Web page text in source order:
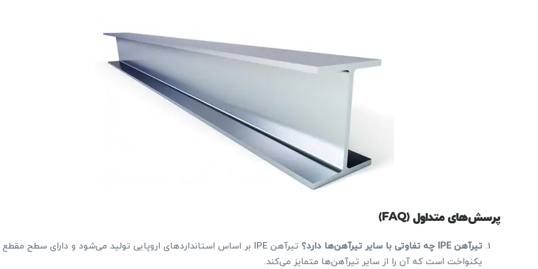
پرسش‌های متداول (FAQ)
تیرآهنIPE چه تفاوتی با سایر تیرآهن‌ها دارد؟
تیرآهن IPE بر اساس استانداردهای اروپایی تولید می‌شود و دارای سطح مقطع
یکنواخت است که آن را از سایر تیرآهن‌ها متمایز می‌کند.